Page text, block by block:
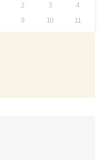
2 3
4
9 10 11